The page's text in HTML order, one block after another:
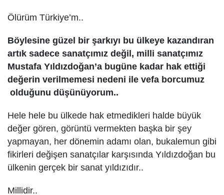
Ölürüm Türkiye’m..
Böylesine güzel bir şarkıyı bu ülkeye kazandıran
artık sadece sanatçımız değil, milli sanatçımız
Mustafa Yıldızdoğan’a bugüne kadar hak ettiği
değerin verilmemesi nedeni ile vefa borcumuz
olduğunu düşünüyorum..
Hele hele bu ülkede hak etmedikleri halde büyük
değer gören, görüntü vermekten başka bir şey
yapmayan, her dönemin adamı olan, bukalemun gibi
fikirleri değişen sanatçılar karşısında Yıldızdoğan bu
ülkenin gerçek bir sanat yıldızıdır..
Millidir..